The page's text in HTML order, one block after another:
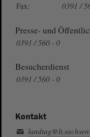
Fax:
0391 /
Presse- und
0391 / 560 - 0
Besucherdienst
0391 / 560 - 0
Kontakt